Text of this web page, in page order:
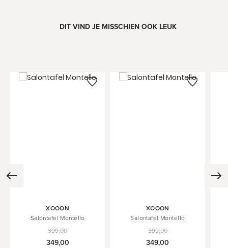
DIT VIND JE MISSCHIEN OOK LEUK
XOOON
Salontafel Montello
399,00
349,00
Winkelwagen
XOOON
Salontafel Montello
399,00
349,00
Winkelwagen